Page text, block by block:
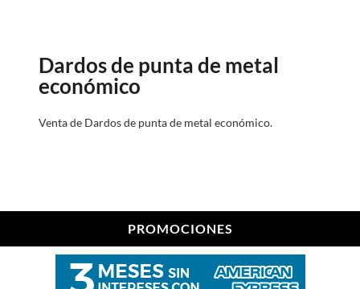
PROMOCIONES
Dardos de punta de metal
económico
Venta de Dardos de punta de metal económico.